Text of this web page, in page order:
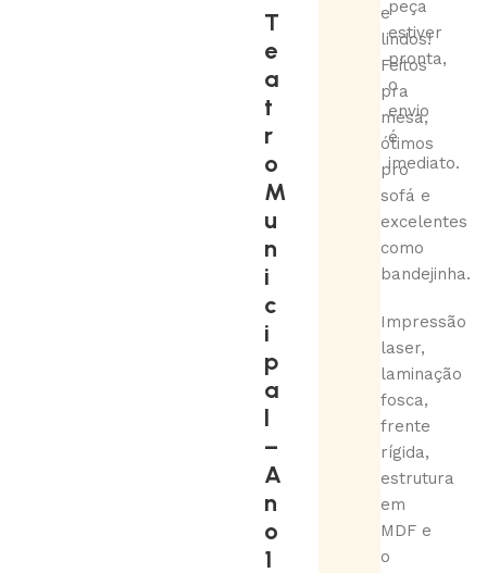
T
e
a
t
r
o
M
u
n
i
c
i
p
a
l
–
A
n
o
1
peça
estiver
pronta,
o
envio
é
imediato.
e
lindos!
Feitos
pra
mesa,
ótimos
pro
sofá e
excelentes
como
bandejinha.
Impressão
laser,
laminação
fosca,
frente
rígida,
estrutura
em
MDF e
o